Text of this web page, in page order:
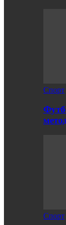
Спорт
Спорт